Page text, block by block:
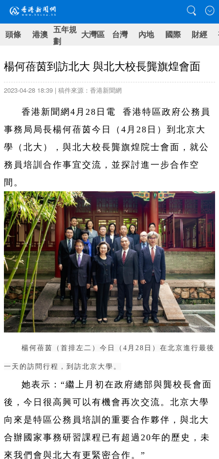
頭條 港澳 五年規
劃
大灣區 台灣 內地 國際 財經
楊何蓓茵到訪北大 與北大校長龔旗煌會面
2023-04-28 18:39 | 稿件來源：香港新聞網
香港新聞網4月28日電 香港特區政府公務員
事務局局長楊何蓓茵今日（4月28日）到北京大
學（北大），與北大校長龔旗煌院士會面，就公
務員培訓合作事宜交流，並探討進一步合作空
間。
楊何蓓茵（首排左二）今日（4月28日）在北京進行最後
一天的訪問行程，到訪北京大學。
她表示：“繼上月初在政府總部與龔校長會面
後，今日很高興可以有機會再次交流。北京大學
向來是特區公務員培訓的重要合作夥伴，與北大
合辦國家事務研習課程已有超過20年的歷史，未
來我們會與北大有更緊密合作。”